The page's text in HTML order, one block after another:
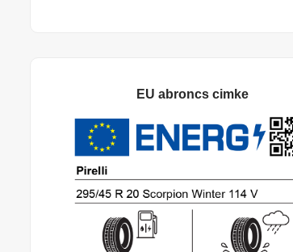
EU abroncs cimke